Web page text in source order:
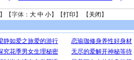
】【字体： 大 中 小】【打印 】 【 关闭 】